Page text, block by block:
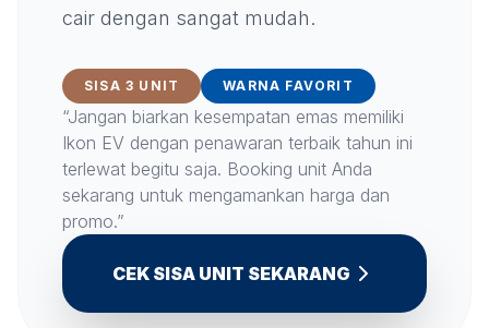
cair dengan sangat mudah.
SISA 3 UNIT WARNA FAVORIT
“Jangan biarkan kesempatan emas memiliki
Ikon EV dengan penawaran terbaik tahun ini
terlewat begitu saja. Booking unit Anda
sekarang untuk mengamankan harga dan
promo.”
CEK SISA UNIT SEKARANG